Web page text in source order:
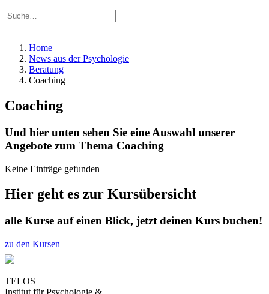
Home
News aus der Psychologie
Beratung
Coaching
Coaching
Und hier unten sehen Sie eine Auswahl unserer
Angebote zum Thema Coaching
Keine Einträge gefunden
Hier geht es zur Kursübersicht
alle Kurse auf einen Blick, jetzt deinen Kurs buchen!
zu den Kursen
TELOS
Institut für Psychologie &